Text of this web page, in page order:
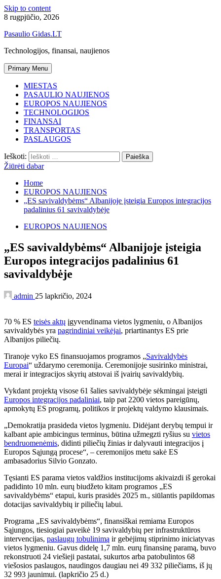
Skip to content
8 rugpjūčio, 2026
Pasaulio Gidas.LT
Technologijos, finansai, naujienos
Primary Menu
MIESTAS
PASAULIO NAUJIENOS
EUROPOS NAUJIENOS
TECHNOLOGIJOS
FINANSAI
TRANSPORTAS
PASLAUGOS
Ieškoti:
Žiūrėti dabar
Home
EUROPOS NAUJIENOS
„ES savivaldybėms“ Albanijoje įsteigia Europos integracijos
padalinius 61 savivaldybėje
EUROPOS NAUJIENOS
„ES savivaldybėms“ Albanijoje įsteigia
Europos integracijos padalinius 61
savivaldybėje
admin 25 lapkričio, 2024
70 % ES teisės aktų įgyvendinama vietos lygmeniu, o Albanijos
savivaldybės yra pagrindiniai veikėjai, priartinantys ES prie
Albanijos piliečių.
Tiranoje vyko ES finansuojamos programos „Savivaldybės
Europai“ uždarymo ceremonija. Ceremonijoje susirinko ministrai,
merai ir integracijos skyrių atstovai iš įvairių savivaldybių.
Vykdant projektą visose 61 šalies savivaldybėje sėkmingai įsteigti
Europos integracijos padaliniai, taip pat 2200 vietos pareigūnų,
apmokytų ES programų, politikos ir projektų valdymo klausimais.
„Demokratija prasideda vietos lygmeniu. Didėjant derybų tempui ir
kalbant apie ambicingus terminus, būtina užmegzti ryšius su vietos
bendruomenėmis, didinti piliečių žinias ir dalyvauti integracijos į
Europos Sąjungą procese“, – ceremonijos metu sakė ES
ambasadorius Silvio Gonzato.
Tęsianti ES parama vietos valdžios institucijoms akivaizdi iš gerokai
padidinto 10 mln. eurų biudžeto kitam programos „ES
savivaldybėms“ etapui, kuris prasidės 2025 m., siūlantis papildomas
dotacijas savivaldybių ir piliečių labui.
Programa „ES savivaldybėms“, finansiškai remiama Europos
Sąjungos, tiesiogiai paveikė 19 savivaldybių per infrastruktūros
intervencijas, paslaugų tobulinimą ir gebėjimų stiprinimo iniciatyvas
vietos lygmeniu. Gavus didelę 1,7 mln. eurų finansinę paramą, buvo
rekonstruoti 24 viešieji pastatai, sukurtos arba patobulintos 68
viešosios paslaugos, naudingos daugiau nei 49 332 piliečiams, iš jų
32 993 jaunimui. (lapkričio 25 d.)